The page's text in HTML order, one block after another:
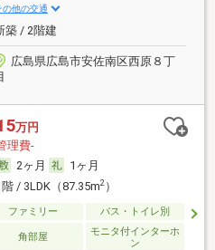
の他の交通
築 / 2階建
広島県広島市安佐南区西原８丁
万円
理費-
2ヶ月
1ヶ月
階 / 3LDK（87.35m2）
ファミリー バス・トイレ別
角部屋
モニタ付インターホ
ン